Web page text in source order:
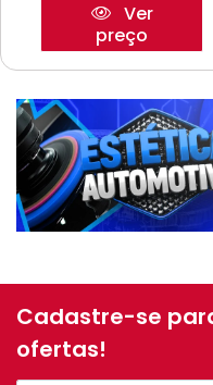
Ver
preço
Cadastre-se
ofertas!